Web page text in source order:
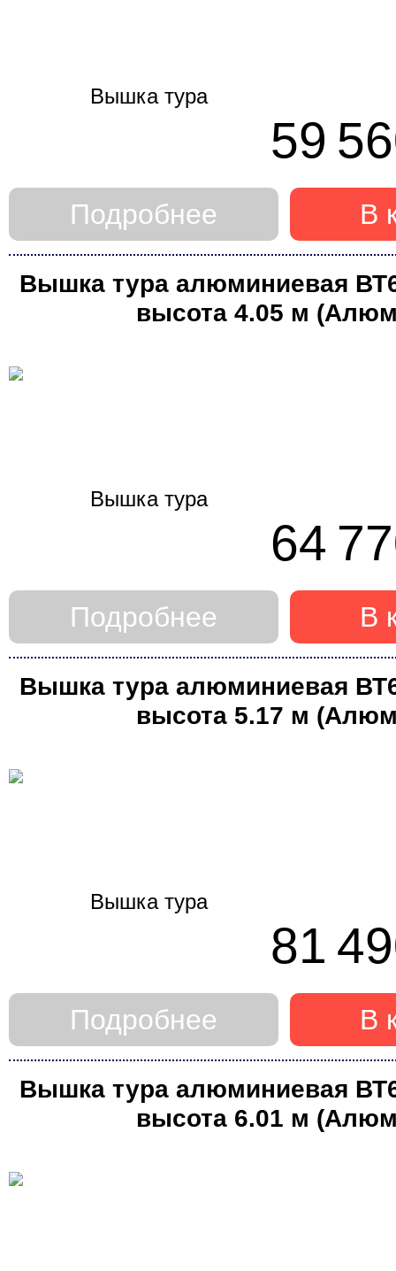
59
В
Подробнее
Вышка тура алюминиевая
высота 4.05 м
64
В
Подробнее
Вышка тура алюминиевая
высота 5.17 м
81
В
Подробнее
Вышка тура алюминиевая
высота 6.01 м